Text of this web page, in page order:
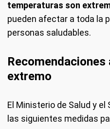
temperaturas son
pueden afectar a toda la
personas saludables.
Recomendaciones
extremo
El Ministerio de Salud y
las siguientes medidas